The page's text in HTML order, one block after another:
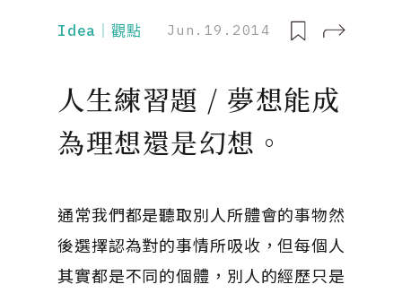
Idea｜觀點 Jun.19.2014
人生練習題 / 夢想能成
為理想還是幻想。
通常我們都是聽取別人所體會的事物然
後選擇認為對的事情所吸收，但每個人
其實都是不同的個體，別人的經歷只是